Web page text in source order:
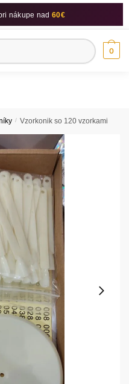
nákupe nad60€
0
/ Vzorkonik so 120 vzorkami